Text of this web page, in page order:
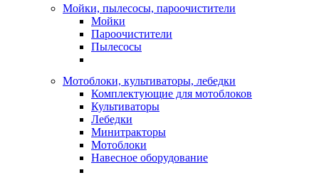
Мойки, пылесосы, пароочистители
Мойки
Пароочистители
Пылесосы
Мотоблоки, культиваторы, лебедки
Комплектующие для мотоблоков
Культиваторы
Лебедки
Минитракторы
Мотоблоки
Навесное оборудование